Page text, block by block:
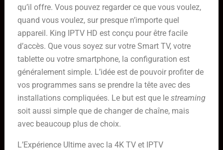
qu’il offre. Vous pouvez regarder ce que vous voulez,
quand vous voulez, sur presque n’importe quel
appareil. King IPTV HD est conçu pour être facile
d’accès. Que vous soyez sur votre Smart TV, votre
tablette ou votre smartphone, la configuration est
généralement simple. L’idée est de pouvoir profiter de
vos programmes sans se prendre la tête avec des
installations compliquées. Le but est que le streaming
soit aussi simple que de changer de chaîne, mais
avec beaucoup plus de choix.
L’Expérience Ultime avec la 4K TV et IPTV